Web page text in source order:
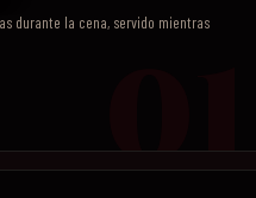
durante la cena, servido mientras